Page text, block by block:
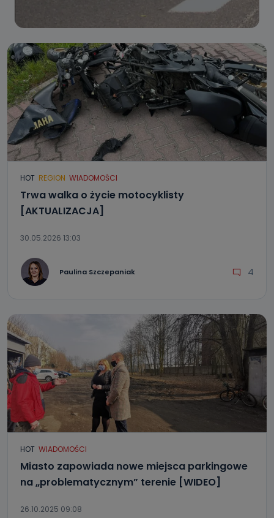
HOT REGION WIADOMOŚCI
Trwa walka o życie motocyklisty
[AKTUALIZACJA]
30.05.2026 13:03
Paulina Szczepaniak 4
HOT WIADOMOŚCI
Miasto zapowiada nowe miejsca parkingowe
na „problematycznym” terenie [WIDEO]
26.10.2025 09:08